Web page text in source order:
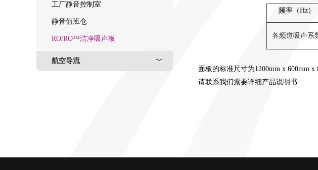
工厂静音控制室
静音值班仓
RO/RO™洁净吸声板
﹀
航空导流
频率（Hz）
各频道吸声系
面板的标准尺寸为1200mm x 600mm
请联系我们索要详细产品说明书